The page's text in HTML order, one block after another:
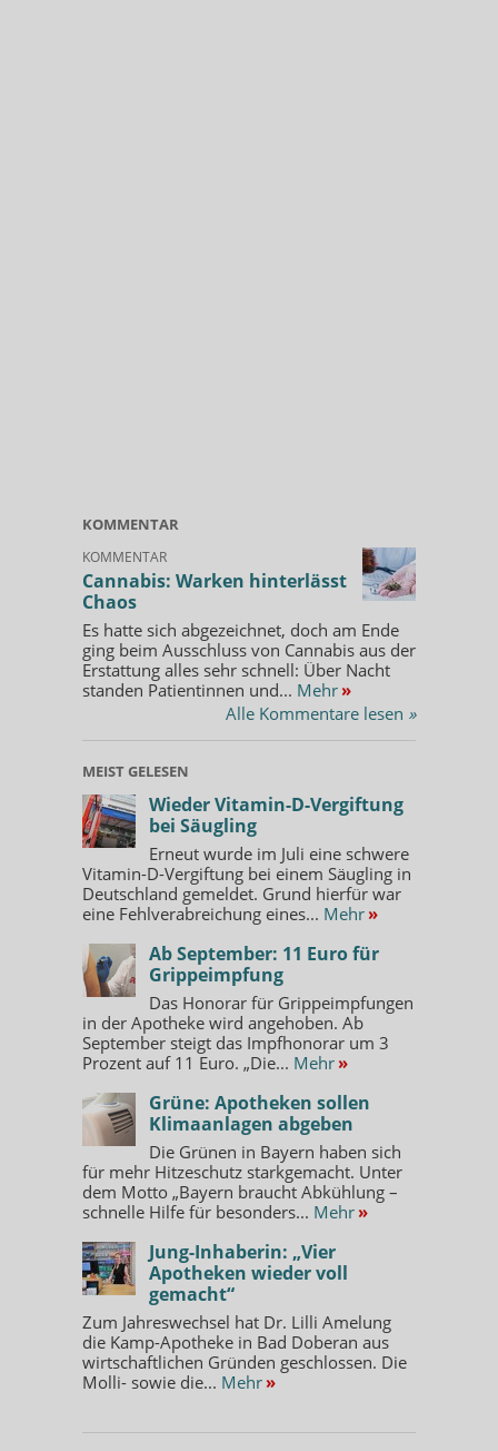
KOMMENTAR
KOMMENTAR
Cannabis: Warken hinterlässt
Chaos
Es hatte sich abgezeichnet, doch am Ende
ging beim Ausschluss von Cannabis aus der
Erstattung alles sehr schnell: Über Nacht
standen Patientinnen und... Mehr »
Alle Kommentare lesen »
MEIST GELESEN
Wieder Vitamin-D-Vergiftung
bei Säugling
Erneut wurde im Juli eine schwere
Vitamin-D-Vergiftung bei einem Säugling in
Deutschland gemeldet. Grund hierfür war
eine Fehlverabreichung eines... Mehr »
Ab September: 11 Euro für
Grippeimpfung
Das Honorar für Grippeimpfungen
in der Apotheke wird angehoben. Ab
September steigt das Impfhonorar um 3
Prozent auf 11 Euro. „Die... Mehr »
Grüne: Apotheken sollen
Klimaanlagen abgeben
Die Grünen in Bayern haben sich
für mehr Hitzeschutz starkgemacht. Unter
dem Motto „Bayern braucht Abkühlung –
schnelle Hilfe für besonders... Mehr »
Jung-Inhaberin: „Vier
Apotheken wieder voll
gemacht“
Zum Jahreswechsel hat Dr. Lilli Amelung
die Kamp-Apotheke in Bad Doberan aus
wirtschaftlichen Gründen geschlossen. Die
Molli- sowie die... Mehr »